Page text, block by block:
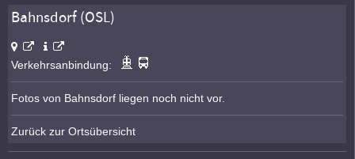
Bahnsdorf (OSL)
Verkehrsanbindung:
Fotos von Bahnsdorf liegen noch nicht vor.
Zurück zur Ortsübersicht